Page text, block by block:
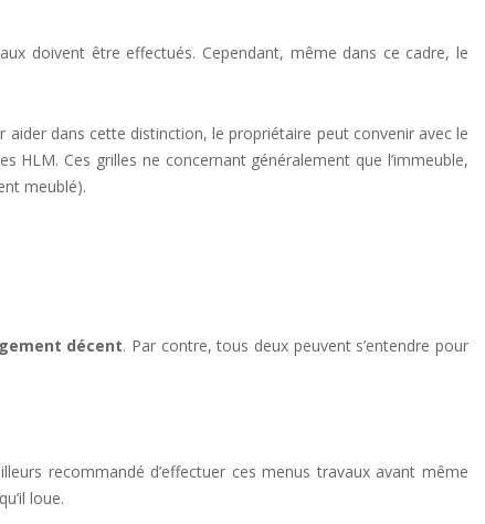
doivent être effectués. Cependant, même dans ce cadre, le
dans cette distinction, le propriétaire peut convenir avec le
HLM. Ces grilles ne concernant généralement que l’immeuble,
meublé).
décent. Par contre, tous deux peuvent s’entendre pour
recommandé d’effectuer ces menus travaux avant même
loue.